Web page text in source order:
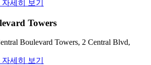
세히 보기
Towers
Boulevard Towers, 2 Central Blvd,
세히 보기